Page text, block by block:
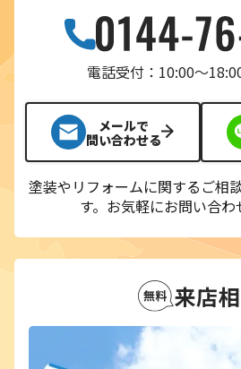
電話受付：10:00〜
メールで
問い合わせる
塗装やリフォームに関するご相
す。 お気軽にお問い合わ
来店